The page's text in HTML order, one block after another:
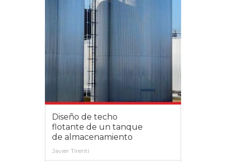
Diseño de techo
flotante de un tanque
de almacenamiento
Javier Tirenti